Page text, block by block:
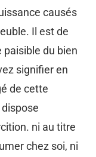
causés
Il est de
paisible du bien
signifier en
de cette
ni au titre
chez soi, ni